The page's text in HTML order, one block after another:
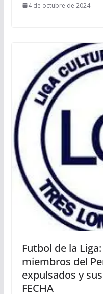
4 de octubre de 2024
Futbol de la
miembros del
expulsados y
FECHA